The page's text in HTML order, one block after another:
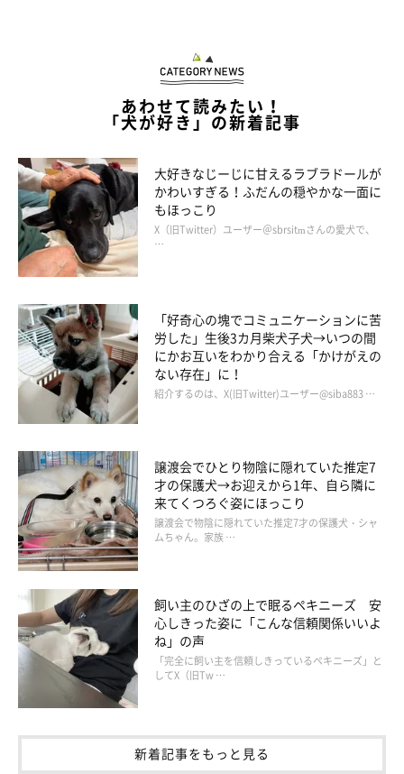
あわせて読みたい！
「犬が好き」の新着記事
大好きなじーじに甘えるラブラドールが
かわいすぎる！ふだんの穏やかな一面に
もほっこり
X（旧Twitter）ユーザー＠sbrsitmさんの愛犬で、
…
「好奇心の塊でコミュニケーションに苦
労した」生後3カ月柴犬子犬→いつの間
にかお互いをわかり合える「かけがえの
ない存在」に！
紹介するのは、X(旧Twitter)ユーザー@siba883 …
譲渡会でひとり物陰に隠れていた推定7
才の保護犬→お迎えから1年、自ら隣に
来てくつろぐ姿にほっこり
譲渡会で物陰に隠れていた推定7才の保護犬・シャ
ムちゃん。家族 …
飼い主のひざの上で眠るペキニーズ 安
心しきった姿に「こんな信頼関係いいよ
ね」の声
「完全に飼い主を信頼しきっているペキニーズ」と
してX（旧Tw …
新着記事をもっと見る